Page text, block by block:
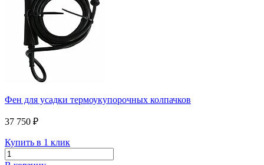
Фен для усадки термоукупорочных колпачков
37 750 ₽
Купить в 1 клик